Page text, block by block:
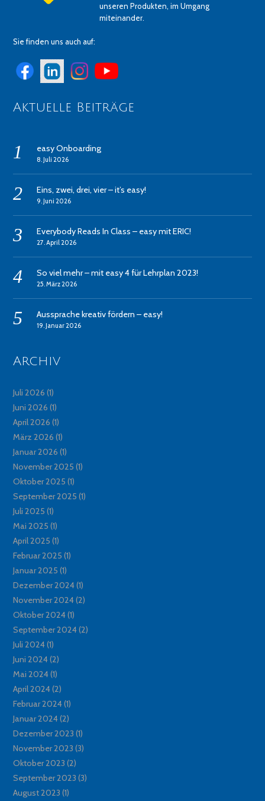
unseren Produkten, im Umgang
miteinander.
Sie finden uns auch auf:
Aktuelle Beiträge
easy Onboarding
8. Juli 2026
Eins, zwei, drei, vier – it’s easy!
9. Juni 2026
Everybody Reads In Class – easy mit ERIC!
27. April 2026
So viel mehr – mit easy 4 für Lehrplan 2023!
25. März 2026
Aussprache kreativ fördern – easy!
19. Januar 2026
Archiv
Juli 2026 (1)
Juni 2026 (1)
April 2026 (1)
März 2026 (1)
Januar 2026 (1)
November 2025 (1)
Oktober 2025 (1)
September 2025 (1)
Juli 2025 (1)
Mai 2025 (1)
April 2025 (1)
Februar 2025 (1)
Januar 2025 (1)
Dezember 2024(1)
November 2024(2)
Oktober 2024(1)
September 2024(2)
Juli 2024(1)
Juni 2024(2)
Mai 2024(1)
April 2024(2)
Februar 2024(1)
Januar 2024(2)
Dezember 2023 (1)
November 2023 (3)
Oktober 2023 (2)
September 2023 (3)
August 2023 (1)